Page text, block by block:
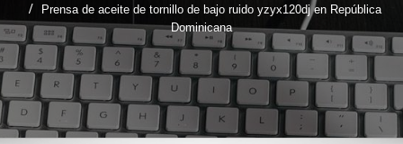
Prensa de aceite de tornillo de bajo ruido yzyx120dj en República
Dominicana